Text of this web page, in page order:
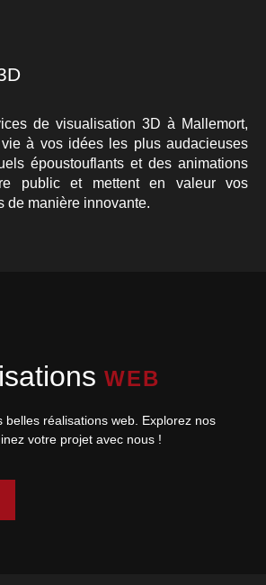
de visualisation 3D à Mallemort,
à vos idées les plus audacieuses
époustouflants et des animations
public et mettent en valeur vos
de manière innovante.
WEB
belles réalisations web. Explorez nos
votre projet avec nous !